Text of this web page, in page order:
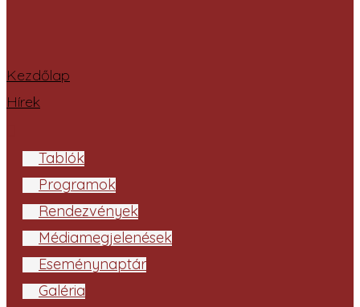
Kezdőlap
Hírek
Tablók
Programok
Rendezvények
Médiamegjelenések
Eseménynaptár
Galéria